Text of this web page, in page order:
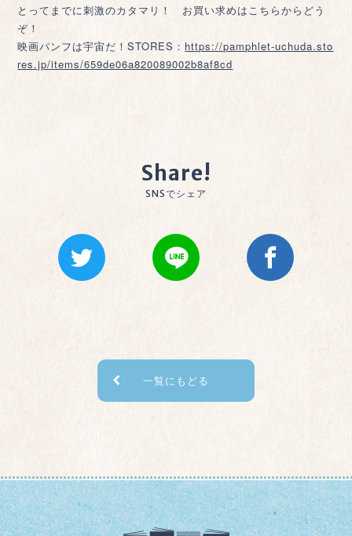
とってまでに刺激のカタマリ！ お買い求めはこちらからどう
ぞ！
映画パンフは宇宙だ！STORES： https://pamphlet-uchuda.sto
res.jp/items/659de06a820089002b8af8cd
Share!
SNSでシェア
一覧にもどる